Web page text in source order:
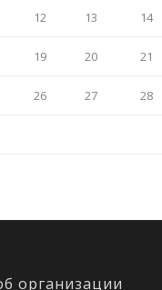
12 13 14
19 20 21
26 27 28
организации